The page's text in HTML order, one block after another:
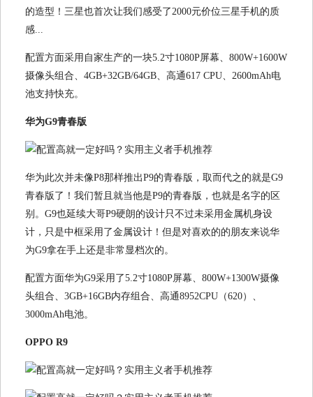
的造型！三星也首次让我们感受了2000元价位三星手机的质
感...
配置方面采用自家生产的一块5.2寸1080P屏幕、800W+1600W
摄像头组合、4GB+32GB/64GB、高通617 CPU、2600mAh电
池支持快充。
华为G9青春版
华为此次并未像P8那样推出P9的青春版，取而代之的就是G9
青春版了！我们暂且就当他是P9的青春版，也就是名字的区
别。G9也延续大哥P9硬朗的设计只不过未采用金属机身设
计，只是中框采用了金属设计！但是对喜欢的的朋友来说华
为G9拿在手上还是非常显档次的。
配置方面华为G9采用了5.2寸1080P屏幕、800W+1300W摄像
头组合、3GB+16GB内存组合、高通8952CPU（620）、
3000mAh电池。
OPPO R9